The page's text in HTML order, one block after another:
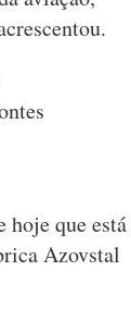
hoje que está
Azovstal